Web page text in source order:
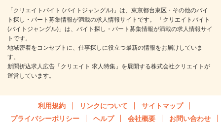
「クリエイトバイト (バイトジャングル)」は、東京都台東区・その他のバイ
ト探し・パート募集情報が満載の求人情報サイトです。 「クリエイトバイト
(バイトジャングル)」は、バイト探し・パート募集情報が満載の求人情報サイ
トです。
地域密着をコンセプトに、仕事探しに役立つ最新の情報をお届けしていま
す。
新聞折込求人広告「クリエイト 求人特集」を展開する株式会社クリエイトが
運営しています。
利用規約 リンクについて
サイトマップ
プライバシーポリシー
ヘルプ 会社概要 お問い合わせ